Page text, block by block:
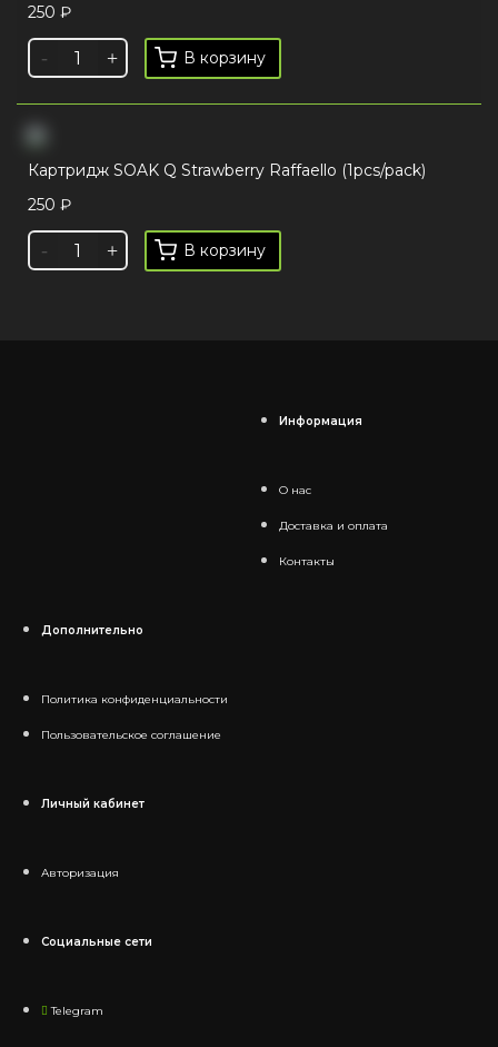
250 ₽
В корзину
Картридж SOAK Q Strawberry Raffaello (1pcs/pack)
250 ₽
В корзину
Информация
О нас
Доставка и оплата
Контакты
Дополнительно
Политика конфиденциальности
Пользовательское соглашение
Личный кабинет
Авторизация
Социальные сети
Telegram